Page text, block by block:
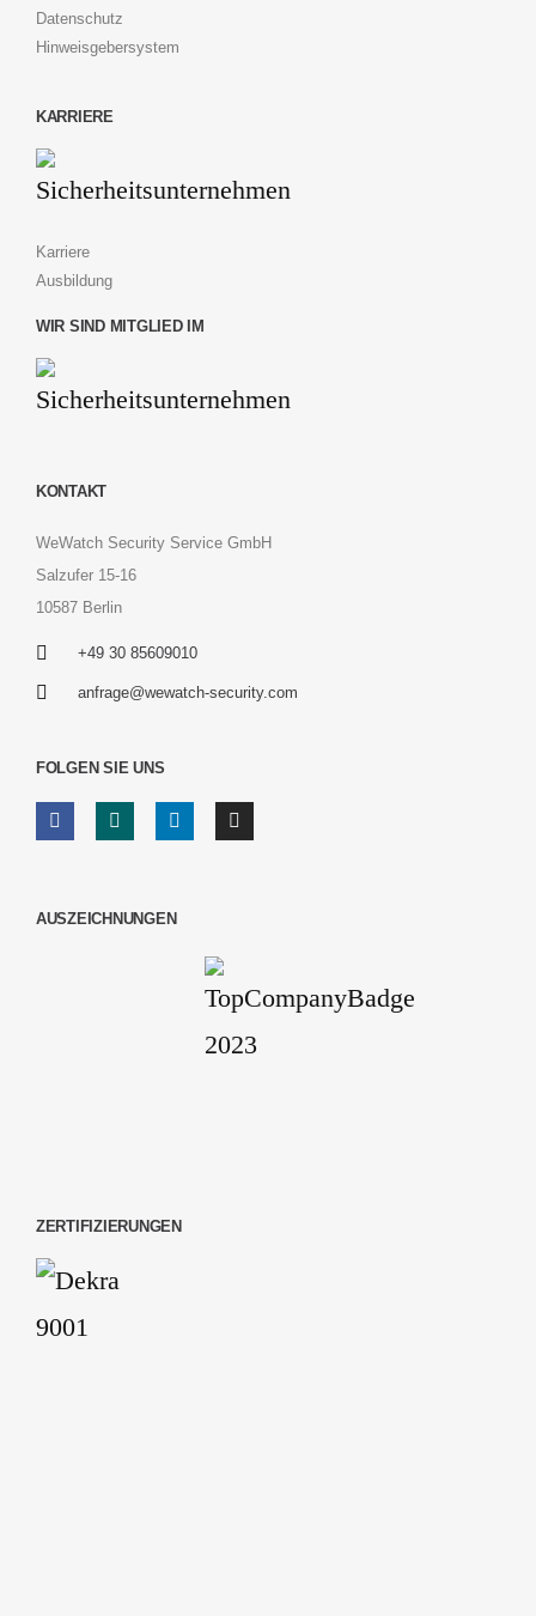
Datenschutz
Hinweisgebersystem
KARRIERE
Karriere
Ausbildung
WIR SIND MITGLIED IM
KONTAKT
WeWatch Security Service GmbH
Salzufer 15-16
10587 Berlin
+49 30 85609010
anfrage@wewatch-security.com
FOLGEN SIE UNS
AUSZEICHNUNGEN
ZERTIFIZIERUNGEN